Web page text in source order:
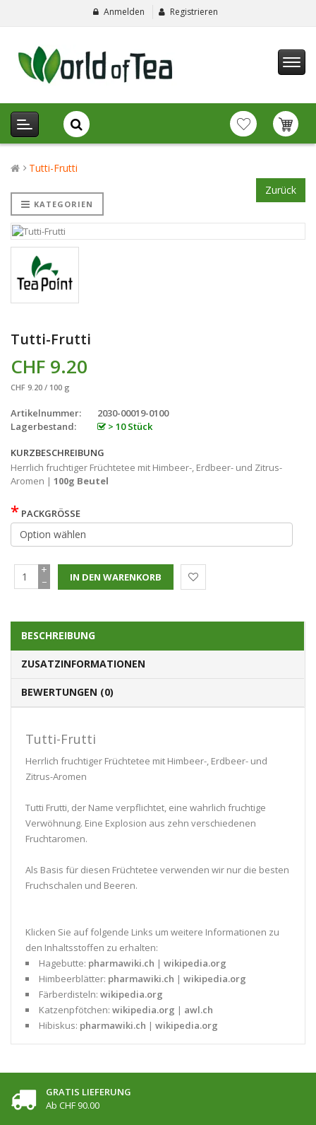
Anmelden Registrieren
Tutti-Frutti
Zurück
KATEGORIEN
Tutti-Frutti
CHF 9.20
CHF 9.20 / 100 g
Artikelnummer:
2030-00019-0100
Lagerbestand:
> 10 Stück
KURZBESCHREIBUNG
Herrlich fruchtiger Früchtetee mit Himbeer-, Erdbeer- und Zitrus-
Aromen | 100g Beutel
* PACKGRÖSSE
−
+
BESCHREIBUNG
ZUSATZINFORMATIONEN
BEWERTUNGEN (0)
Tutti-Frutti
Herrlich fruchtiger Früchtetee mit Himbeer-, Erdbeer- und
Zitrus-Aromen
Tutti Frutti, der Name verpflichtet, eine wahrlich fruchtige
Verwöhnung. Eine Explosion aus zehn verschiedenen
Fruchtaromen.
Als Basis für diesen Früchtetee verwenden wir nur die besten
Fruchschalen und Beeren.
Klicken Sie auf folgende Links um weitere Informationen zu
den Inhaltsstoffen zu erhalten:
Hagebutte: pharmawiki.ch | wikipedia.org
Himbeerblätter: pharmawiki.ch | wikipedia.org
Färberdisteln: wikipedia.org
Katzenpfötchen: wikipedia.org | awl.ch
Hibiskus: pharmawiki.ch | wikipedia.org
GRATIS LIEFERUNG
Ab CHF 90.00